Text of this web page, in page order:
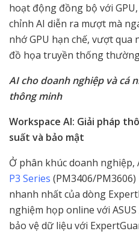
hoạt động đồng bộ với
chỉnh AI diễn ra mượt mà
nhớ GPU hạn chế, vượt qua
đồ họa truyền thống
AI cho doanh nghiệp và cá
thông minh
Workspace AI: Giải pháp
suất và bảo mật
Ở phân khúc doanh nghiệp,
P3 Series (PM3406/
nhanh nhất của dòng
nghiệm họp online với
bảo vệ dữ liệu với